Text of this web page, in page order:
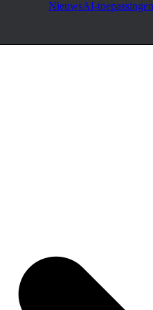
NieuwsAI-toepassingen